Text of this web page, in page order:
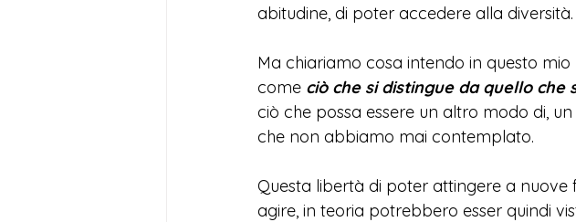
abitudine, di poter accedere alla diversità.
Ma chiariamo cosa intendo in questo
come ciò che si distingue da quello
ciò che possa essere un altro modo di,
che non abbiamo mai contemplato.
Questa libertà di poter attingere a nuove
agire, in teoria potrebbero esser quindi